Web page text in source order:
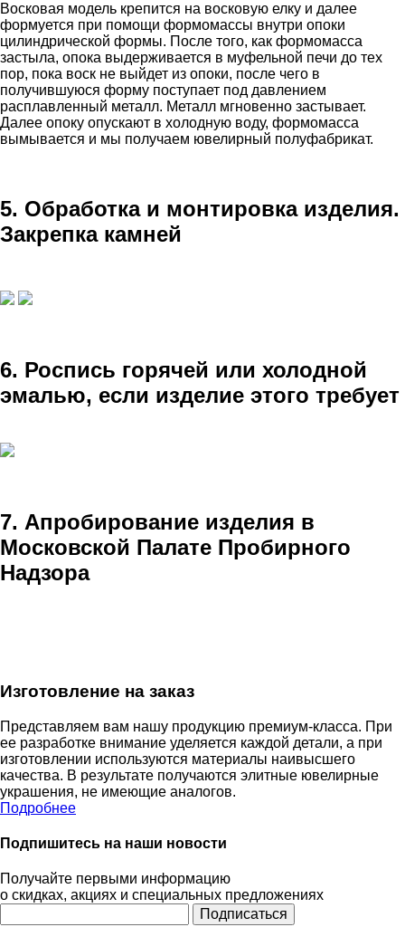
Восковая модель крепится на восковую елку и далее
формуется при помощи формомассы внутри опоки
цилиндрической формы. После того, как формомасса
застыла, опока выдерживается в муфельной печи до тех
пор, пока воск не выйдет из опоки, после чего в
получившуюся форму поступает под давлением
расплавленный металл. Металл мгновенно застывает.
Далее опоку опускают в холодную воду, формомасса
вымывается и мы получаем ювелирный полуфабрикат.
5. Обработка и монтировка изделия.
Закрепка камней
6. Роспись горячей или холодной
эмалью, если изделие этого требует
7. Апробирование изделия в
Московской Палате Пробирного
Надзора
Изготовление на заказ
Представляем вам нашу продукцию премиум-класса. При
ее разработке внимание уделяется каждой детали, а при
изготовлении используются материалы наивысшего
качества. В результате получаются элитные ювелирные
украшения, не имеющие аналогов.
Подробнее
Подпишитесь на наши новости
Получайте первыми информацию
о скидках, акциях и специальных предложениях